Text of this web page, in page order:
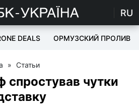
RU
DEALS ОРМУЗСКИЙ ПРОЛИВ
» Статьи
чутки